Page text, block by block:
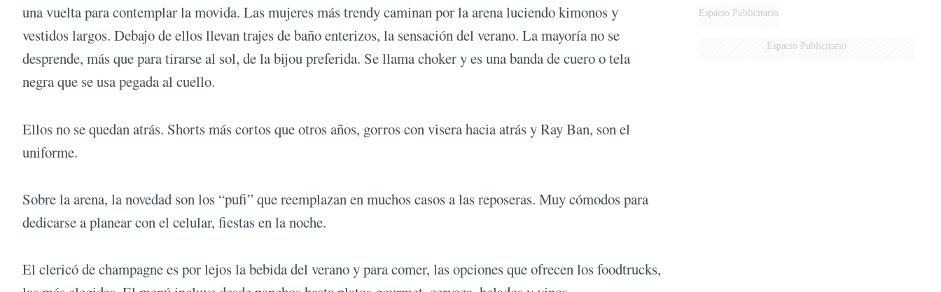
una vuelta para contemplar la movida. Las mujeres más trendy caminan por la arena luciendo kimonos y
vestidos largos. Debajo de ellos llevan trajes de baño enterizos, la sensación del verano. La mayoría no se
desprende, más que para tirarse al sol, de la bijou preferida. Se llama choker y es una banda de cuero o tela
negra que se usa pegada al cuello.
Ellos no se quedan atrás. Shorts más cortos que otros años, gorros con visera hacia atrás y Ray Ban, son el
uniforme.
Sobre la arena, la novedad son los “pufi” que reemplazan en muchos casos a las reposeras. Muy cómodos para
dedicarse a planear con el celular, fiestas en la noche.
El clericó de champagne es por lejos la bebida del verano y para comer, las opciones que ofrecen los foodtrucks,
Espacio Publicitario
Espacio Publicitario